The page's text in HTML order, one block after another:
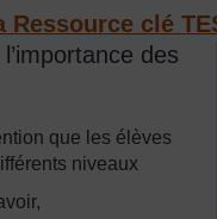
Ressource clé
des
que les élèves
niveaux